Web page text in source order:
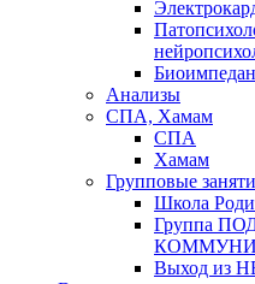
Анализы
СПА, Хамам
СПА
Хамам
Групповые
Школа
Группа
Выход из